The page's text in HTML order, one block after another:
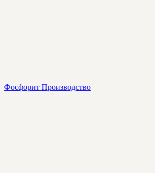
Фосфорит Производство